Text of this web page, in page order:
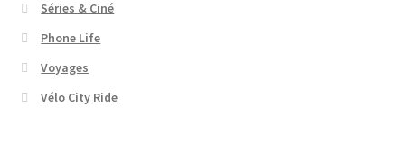
Séries & Ciné
Phone Life
Voyages
Vélo City Ride